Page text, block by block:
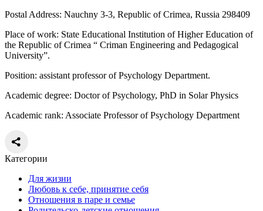
Postal Address: Nauchny 3-3, Republic of Crimea, Russia 298409
Place of work: State Educational Institution of Higher Education of
the Republic of Crimea “ Criman Engineering and Pedagogical
University”.
Position: assistant professor of Psychology Department.
Academic degree: Doctor of Psychology, PhD in Solar Physics
Academic rank: Associate Professor of Psychology Department
Категории
Для жизни
Любовь к себе, принятие себя
Отношения в паре и семье